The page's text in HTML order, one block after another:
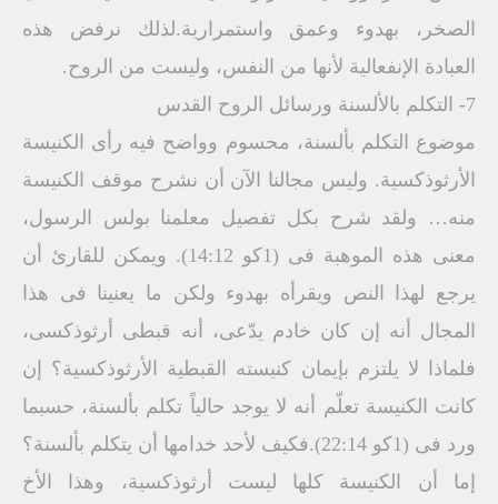
الصخر، بهدوء وعمق واستمرارية.لذلك نرفض هذه
العبادة الإنفعالية لأنها من النفس، وليست من الروح.
7- التكلم بالألسنة ورسائل الروح القدس
موضوع التكلم بألسنة، محسوم وواضح فيه رأى الكنيسة
الأرثوذكسية. وليس مجالنا الآن أن نشرح موقف الكنيسة
منه… ولقد شرح بكل تفصيل معلمنا بولس الرسول،
معنى هذه الموهبة فى (1كو 14:12). ويمكن للقارئ أن
يرجع لهذا النص ويقرأه بهدوء ولكن ما يعنينا فى هذا
المجال أنه إن كان خادم يدّعى، أنه قبطى أرثوذكسى،
فلماذا لا يلتزم بإيمان كنيسته القبطية الأرثوذكسية؟ إن
كانت الكنيسة تعلّم أنه لا يوجد حالياً تكلم بألسنة، حسبما
ورد فى (1كو 22:14).فكيف لأحد خدامها أن يتكلم بألسنة؟
إما أن الكنيسة كلها ليست أرثوذكسية، وهذا الأخ